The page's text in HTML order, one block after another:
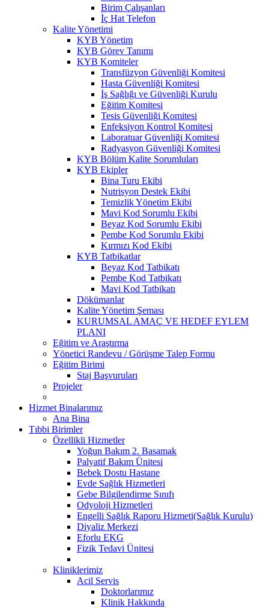
Birim Çalışanları
İç Hat Telefon
Kalite Yönetimi
KYB Yönetim
KYB Görev Tanımı
KYB Komiteler
Transfüzyon Güvenliği Komitesi
Hasta Güvenliği Komitesi
İş Sağlığı ve Güvenliği Kurulu
Eğitim Komitesi
Tesis Güvenliği Komitesi
Enfeksiyon Kontrol Komitesi
Laboratuar Güvenliği Komitesi
Radyasyon Güvenliği Komitesi
KYB Bölüm Kalite Sorumluları
KYB Ekipler
Bina Turu Ekibi
Nutrisyon Destek Ekibi
Temizlik Yönetim Ekibi
Mavi Kod Sorumlu Ekibi
Beyaz Kod Sorumlu Ekibi
Pembe Kod Sorumlu Ekibi
Kırmızı Kod Ekibi
KYB Tatbikatlar
Beyaz Kod Tatbikatı
Pembe Kod Tatbikatı
Mavi Kod Tatbikatı
Dökümanlar
Kalite Yönetim Şeması
KURUMSAL AMAÇ VE HEDEF EYLEM
PLANI
Eğitim ve Araştırma
Yönetici Randevu / Görüşme Talep Formu
Eğitim Birimi
Staj Başvuruları
Projeler
Hizmet Binalarımız
Ana Bina
Tıbbi Birimler
Özellikli Hizmetler
Yoğun Bakım 2. Basamak
Palyatif Bakım Ünitesi
Bebek Dostu Hastane
Evde Sağlık Hizmetleri
Gebe Bilgilendirme Sınıfı
Odyoloji Hizmetleri
Engelli Sağlık Raporu Hizmeti(Sağlık Kurulu)
Diyaliz Merkezi
Eforlu EKG
Fizik Tedavi Ünitesi
Kliniklerimiz
Acil Servis
Doktorlarımız
Klinik Hakkında